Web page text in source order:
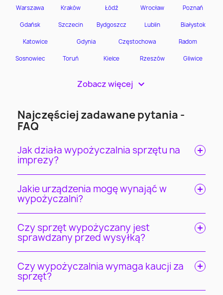
Zobacz więcej >
Najczęściej zadawane pytania -
FAQ
Jak działa wypożyczalnia sprzętu na
imprezy?
Jakie urządzenia mogę wynająć w
wypożyczalni?
Czy sprzęt wypożyczany jest
sprawdzany przed wysyłką?
Czy wypożyczalnia wymaga kaucji za
sprzęt?